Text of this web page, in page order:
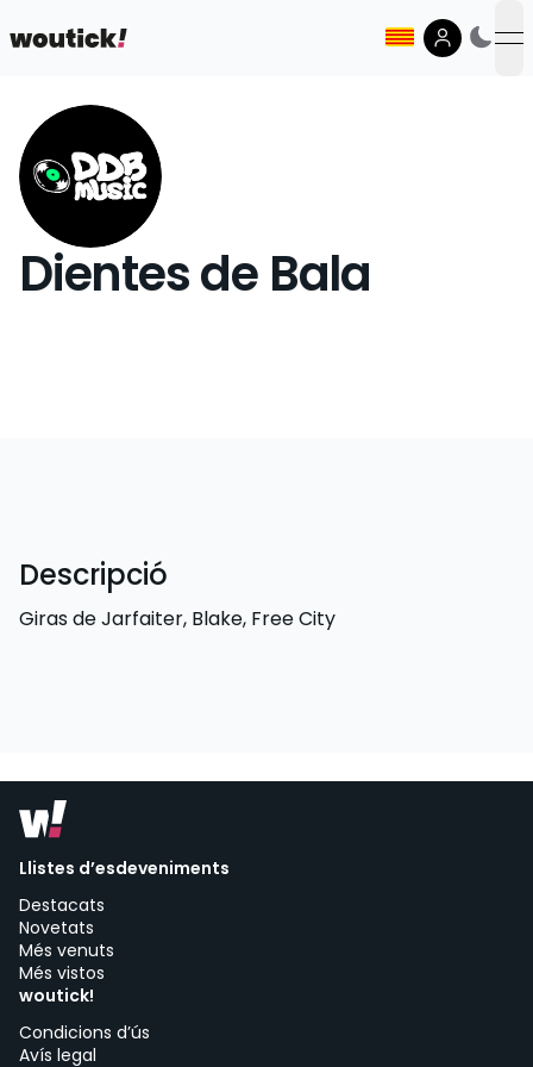
Dientes de Bala
Descripció
Giras de Jarfaiter, Blake, Free City
Llistes d’esdeveniments
Destacats
Novetats
Més venuts
Més vistos
woutick!
Condicions d’ús
Avís legal